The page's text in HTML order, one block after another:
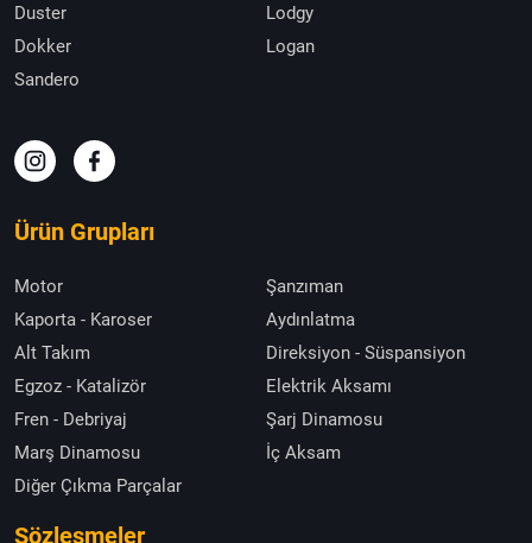
Duster
Lodgy
Dokker
Logan
Sandero
Ürün Grupları
Motor
Şanzıman
Kaporta - Karoser
Aydınlatma
Alt Takım
Direksiyon - Süspansiyon
Egzoz - Katalizör
Elektrik Aksamı
Fren - Debriyaj
Şarj Dinamosu
Marş Dinamosu
İç Aksam
Diğer Çıkma Parçalar
Sözleşmeler